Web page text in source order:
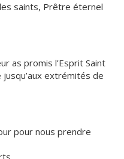
saints, Prêtre éternel
as promis l’Esprit Saint
jusqu’aux extrémités de
pour nous prendre